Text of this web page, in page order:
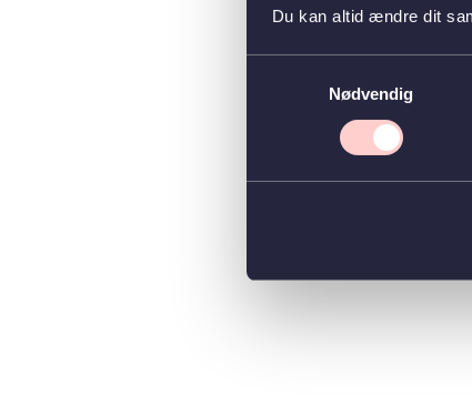
Du kan altid ændre dit
Nødvendig